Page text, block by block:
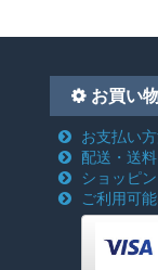
お買い
お支払い
配送・送
ショッピ
ご利用可